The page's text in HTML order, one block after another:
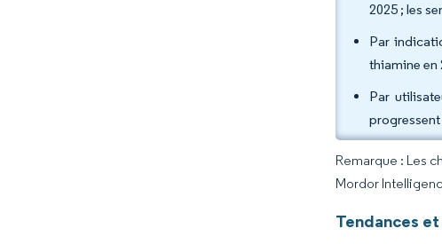
2025 ; les
Par
thiamine en
Par
progressent
Remarque : Les
Mordor
Tendances